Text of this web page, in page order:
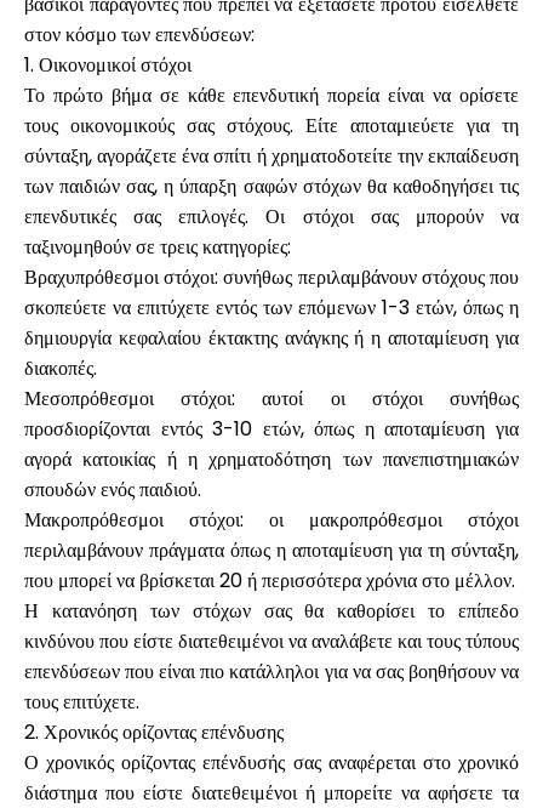
στον κόσμο των επενδύσεων:
1. Οικονομικοί στόχοι
Το πρώτο βήμα σε κάθε επενδυτική πορεία είναι να ορίσετε
τους οικονομικούς σας στόχους. Είτε αποταμιεύετε για τη
σύνταξη, αγοράζετε ένα σπίτι ή χρηματοδοτείτε την εκπαίδευση
των παιδιών σας, η ύπαρξη σαφών στόχων θα καθοδηγήσει τις
επενδυτικές σας επιλογές. Οι στόχοι σας μπορούν να
ταξινομηθούν σε τρεις κατηγορίες:
Βραχυπρόθεσμοι στόχοι: συνήθως περιλαμβάνουν στόχους που
σκοπεύετε να επιτύχετε εντός των επόμενων 1-3 ετών, όπως η
δημιουργία κεφαλαίου έκτακτης ανάγκης ή η αποταμίευση για
διακοπές.
Μεσοπρόθεσμοι στόχοι: αυτοί οι στόχοι συνήθως
προσδιορίζονται εντός 3-10 ετών, όπως η αποταμίευση για
αγορά κατοικίας ή η χρηματοδότηση των πανεπιστημιακών
σπουδών ενός παιδιού.
Μακροπρόθεσμοι στόχοι: οι μακροπρόθεσμοι στόχοι
περιλαμβάνουν πράγματα όπως η αποταμίευση για τη σύνταξη,
που μπορεί να βρίσκεται 20 ή περισσότερα χρόνια στο μέλλον.
Η κατανόηση των στόχων σας θα καθορίσει το επίπεδο
κινδύνου που είστε διατεθειμένοι να αναλάβετε και τους τύπους
επενδύσεων που είναι πιο κατάλληλοι για να σας βοηθήσουν να
τους επιτύχετε.
2. Χρονικός ορίζοντας επένδυσης
Ο χρονικός ορίζοντας επένδυσής σας αναφέρεται στο χρονικό
διάστημα που είστε διατεθειμένοι ή μπορείτε να αφήσετε τα